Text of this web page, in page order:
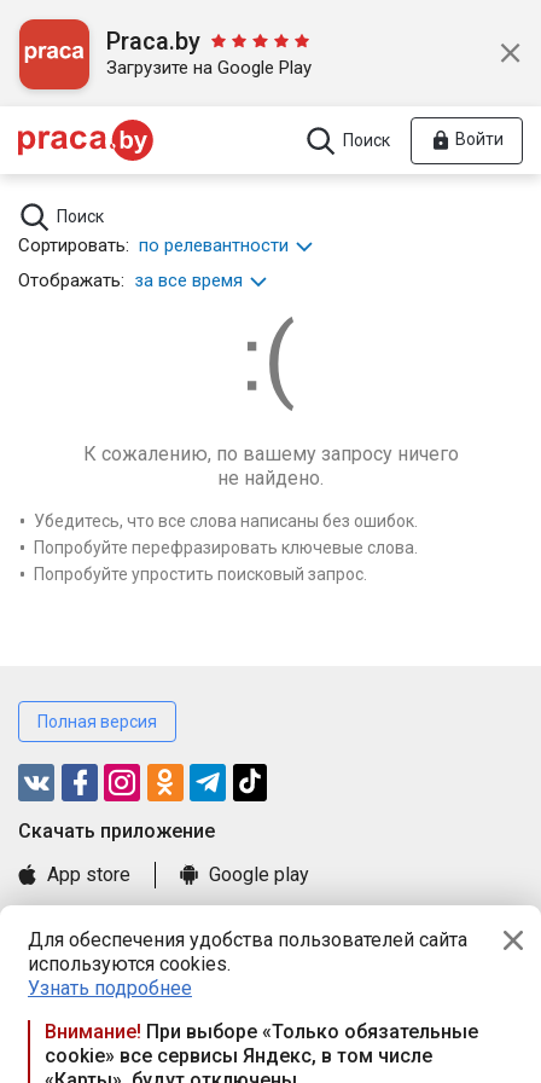
Для обеспечения удобства пользователей сайта
используются cookies.
Узнать подробнее
Внимание! При выборе «Только обязательные
cookie» все сервисы Яндекс, в том числе
Praca.by
Загрузите на Google Play
Поиск Войти
Поиск
Сортировать: по релевантности
Отображать: за все время
К сожалению, по вашему запросу ничего
не найдено.
Убедитесь, что все слова написаны без ошибок.
Попробуйте перефразировать ключевые слова.
Попробуйте упростить поисковый запрос.
Полная версия
Cкачать приложение
App store
Google play
Книга замечаний и предложений
Правила и документы
Praca.by © 2000—2026, ООО «ПРАЦА БАЙ»
Республика Беларусь, 220114, г. Минск, пр-т Независимости
117а, пом. № 9.